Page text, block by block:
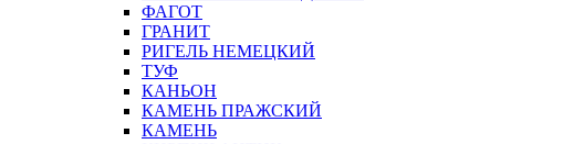
ФАГОТ
ГРАНИТ
РИГЕЛЬ НЕМЕЦКИЙ
ТУФ
КАНЬОН
КАМЕНЬ ПРАЖСКИЙ
КАМЕНЬ